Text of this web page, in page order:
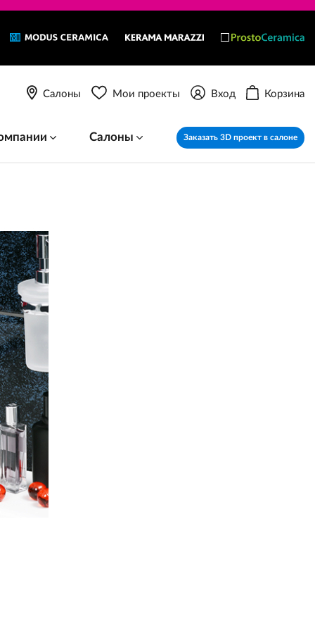
Салоны Мои проекты Вход Корзина
Салоны Заказать 3D проект в салоне